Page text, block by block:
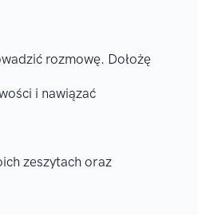
rozmowę. Dołożę
i nawiązać
zeszytach oraz